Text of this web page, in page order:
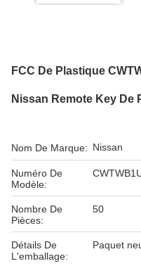
FCC De Plastique
Nissan Remote Key De
Nom De Marque: Nissan
Numéro De
Modèle:
Nombre De
Pièces:
50
Détails De
L'emballage:
Paquet